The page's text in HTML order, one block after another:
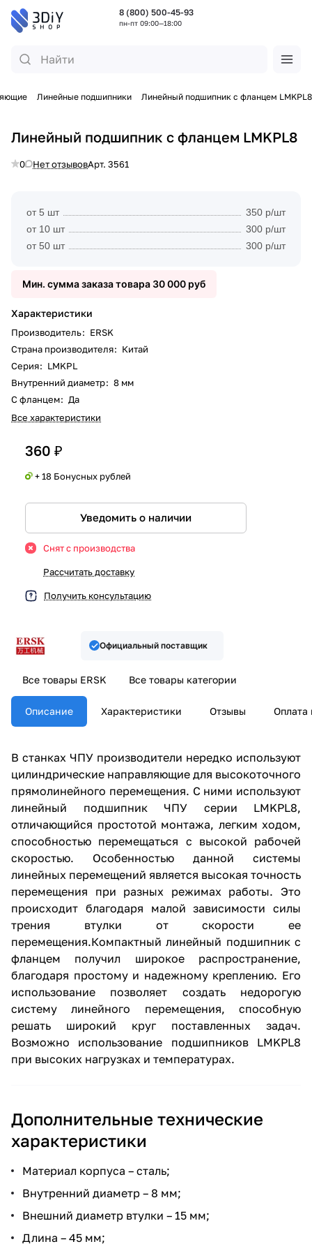
8 (800) 500-45-93
пн-пт 09:00—18:00
Линейные подшипники Линейный подшипник с фланцем LMKPL8
Линейный подшипник с фланцем LMKPL8
0 Нет отзывовАрт. 3561
от 5 шт
350 р/шт
от 10 шт
300 р/шт
от 50 шт
300 р/шт
Мин. сумма заказа товара 30 000 руб
Характеристики
Производитель: ERSK
Страна производителя: Китай
Серия: LMKPL
Внутренний диаметр: 8 мм
С фланцем: Да
Все характеристики
360 ₽
+ 18 Бонусных рублей
Уведомить о наличии
Снят с производства
Рассчитать доставку
Получить консультацию
Официальный поставщик
Все товары ERSK Все товары категории
Описание Характеристики Отзывы Оплата
В станках ЧПУ производители нередко используют
цилиндрические направляющие для высокоточного
прямолинейного перемещения. С ними используют
линейный подшипник ЧПУ серии LMKPL8,
отличающийся простотой монтажа, легким ходом,
способностью перемещаться с высокой рабочей
скоростью. Особенностью данной системы
линейных перемещений является высокая точность
перемещения при разных режимах работы. Это
происходит благодаря малой зависимости силы
трения втулки от скорости ее
перемещения.Компактный линейный подшипник с
фланцем получил широкое распространение,
благодаря простому и надежному креплению. Его
использование позволяет создать недорогую
систему линейного перемещения, способную
решать широкий круг поставленных задач.
Возможно использование подшипников LMKPL8
при высоких нагрузках и температурах.
Дополнительные технические
характеристики
Материал корпуса – сталь;
Внутренний диаметр – 8 мм;
Внешний диаметр втулки – 15 мм;
Длина – 45 мм;